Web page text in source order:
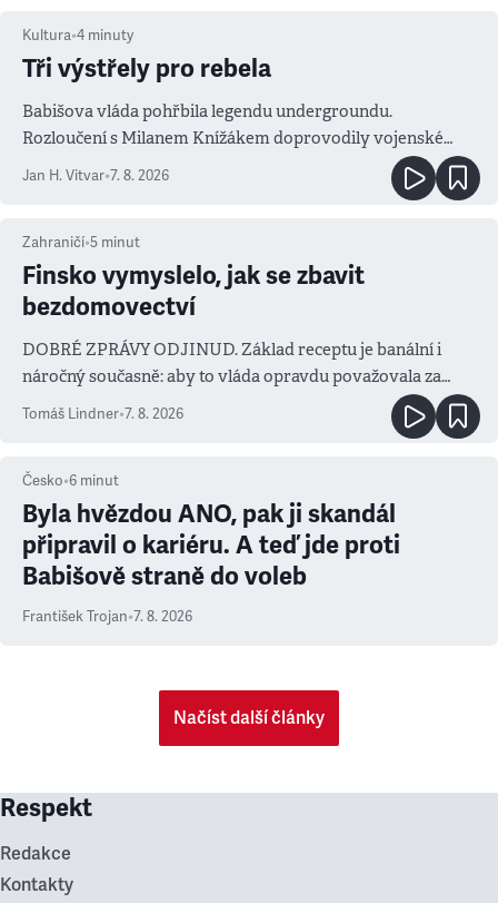
Kultura•4 minuty
Tři výstřely pro rebela
Babišova vláda pohřbila legendu undergroundu.
Rozloučení s Milanem Knížákem doprovodily vojenské
Jan H. Vitvar•7. 8. 2026
Zahraničí•5 minut
Finsko vymyslelo, jak se zbavit
bezdomovectví
DOBRÉ ZPRÁVY ODJINUD. Základ receptu je banální i
náročný současně: aby to vláda opravdu považovala za
Tomáš Lindner•7. 8. 2026
Česko•6 minut
Byla hvězdou ANO, pak ji skandál
připravil o kariéru. A teď jde proti
Babišově straně do voleb
František Trojan•7. 8. 2026
Načíst další články
Respekt
Redakce
Kontakty